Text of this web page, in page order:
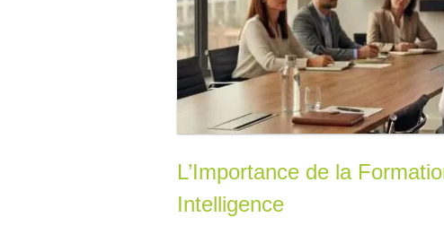
L’Importance de la
Intelligence